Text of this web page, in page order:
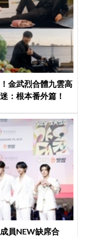
金武烈合體九雲高
：根本番外篇！
員NEW缺席合